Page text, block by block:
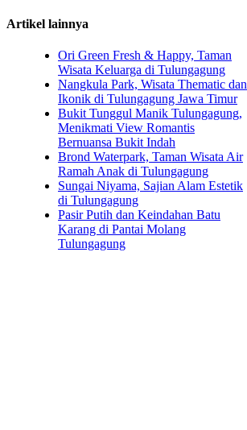
Artikel lainnya
Ori Green Fresh & Happy, Taman
Wisata Keluarga di Tulungagung
Nangkula Park, Wisata Thematic dan
Ikonik di Tulungagung Jawa Timur
Bukit Tunggul Manik Tulungagung,
Menikmati View Romantis
Bernuansa Bukit Indah
Brond Waterpark, Taman Wisata Air
Ramah Anak di Tulungagung
Sungai Niyama, Sajian Alam Estetik
di Tulungagung
Pasir Putih dan Keindahan Batu
Karang di Pantai Molang
Tulungagung